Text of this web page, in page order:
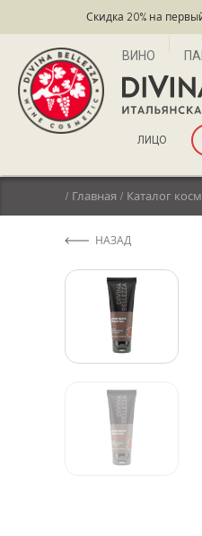
Скидка 20% на
ВИНО
ЛИЦО
/ Главная / Каталог
НАЗАД